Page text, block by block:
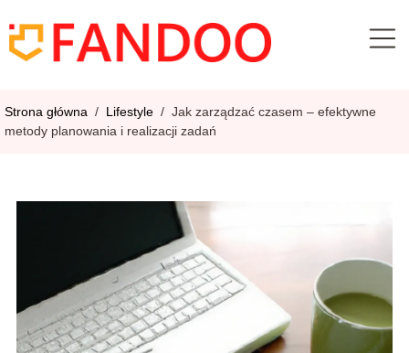
Strona główna / Lifestyle / Jak zarządzać czasem – efektywne
metody planowania i realizacji zadań